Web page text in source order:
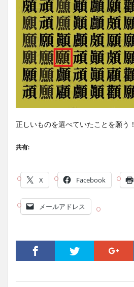
正しいものを選べていたことを願う！
共有:
X Facebook
メールアドレス